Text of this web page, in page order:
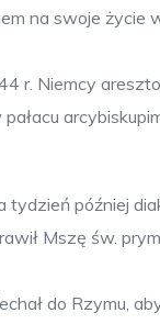
na swoje życie
r. Niemcy
później
Mszę św.
do Rzymu,